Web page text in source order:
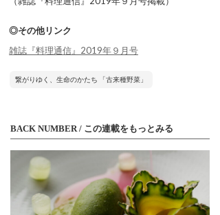
◎その他リンク
雑誌『料理通信』2019年９月号
繋がりゆく、生命のかたち 「古来種野菜」
BACK NUMBER / この連載をもっとみる